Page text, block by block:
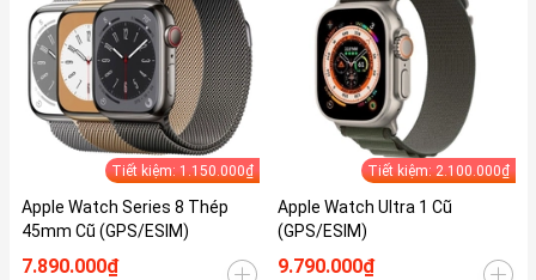
Tiết kiệm: 1.150.000₫
Apple Watch Series 8 Thép
45mm Cũ (GPS/ESIM)
7.890.000₫
Tiết kiệm: 2.100.000₫
Apple Watch Ultra 1 Cũ
(GPS/ESIM)
9.790.000₫